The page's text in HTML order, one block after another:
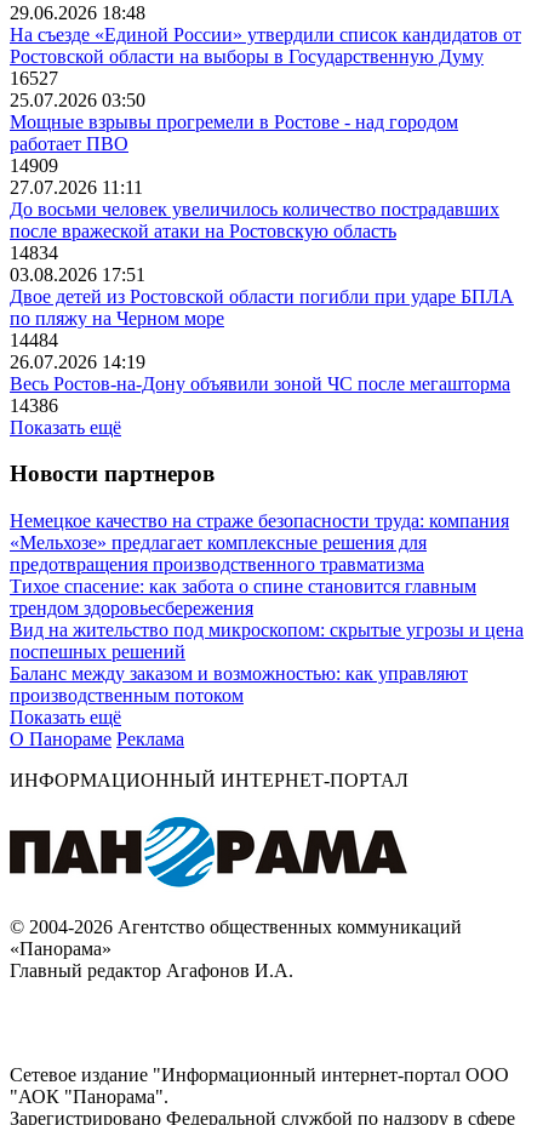
29.06.2026 18:48
На съезде «Единой России» утвердили список кандидатов от
Ростовской области на выборы в Государственную Думу
16527
25.07.2026 03:50
Мощные взрывы прогремели в Ростове - над городом
работает ПВО
14909
27.07.2026 11:11
До восьми человек увеличилось количество пострадавших
после вражеской атаки на Ростовскую область
14834
03.08.2026 17:51
Двое детей из Ростовской области погибли при ударе БПЛА
по пляжу на Черном море
14484
26.07.2026 14:19
Весь Ростов-на-Дону объявили зоной ЧС после мегашторма
14386
Показать ещё
Новости партнеров
Немецкое качество на страже безопасности труда: компания
«Мельхозе» предлагает комплексные решения для
предотвращения производственного травматизма
Тихое спасение: как забота о спине становится главным
трендом здоровьесбережения
Вид на жительство под микроскопом: скрытые угрозы и цена
поспешных решений
Баланс между заказом и возможностью: как управляют
производственным потоком
Показать ещё
О Панораме Реклама
ИНФОРМАЦИОННЫЙ ИНТЕРНЕТ-ПОРТАЛ
© 2004-2026 Агентство общественных коммуникаций
«Панорама»
Главный редактор Агафонов И.А.
Сетевое издание "Информационный интернет-портал ООО
"АОК "Панорама".
Зарегистрировано Федеральной службой по надзору в сфере